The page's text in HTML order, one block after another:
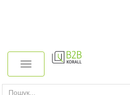
navigation
Toggle